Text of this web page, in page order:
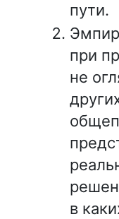
пути.
при
не
в